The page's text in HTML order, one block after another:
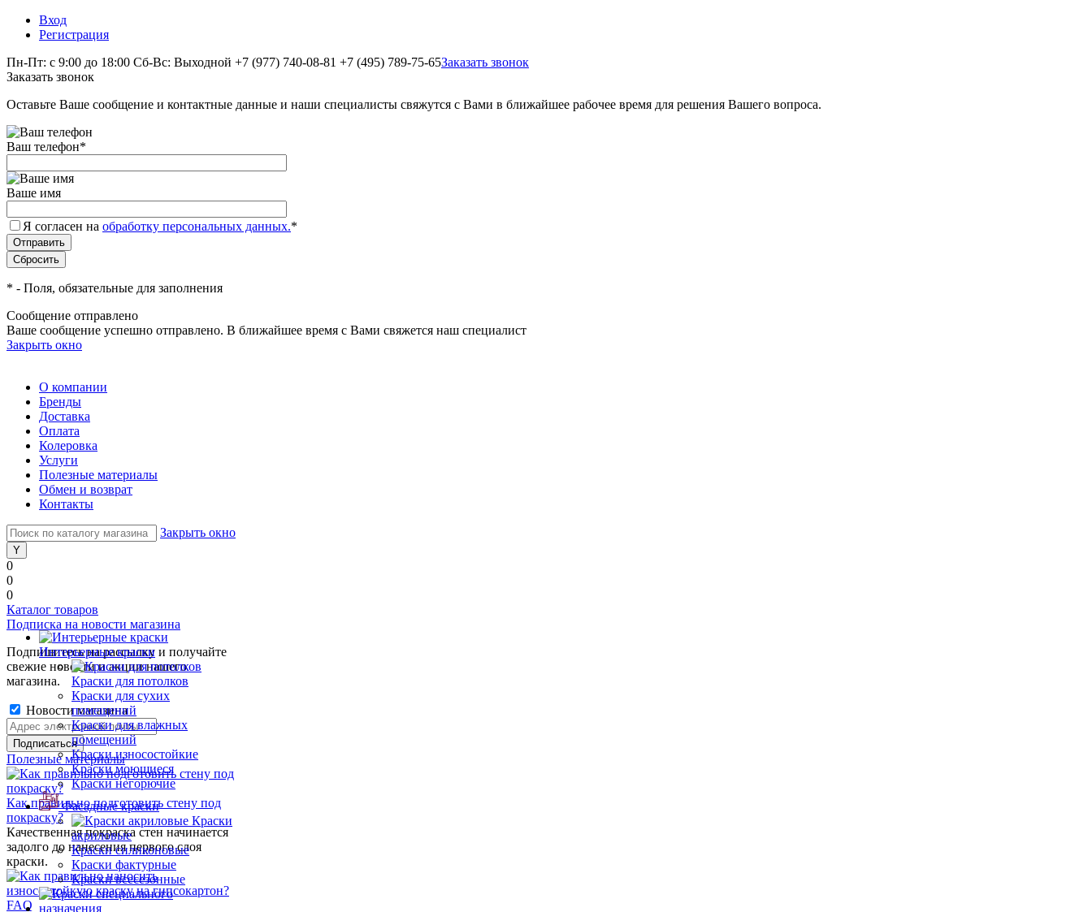
Вход
Регистрация
Пн-Пт: с 9:00 до 18:00 Сб-Вс: Выходной +7 (977) 740-08-81 +7 (495) 789-75-65Заказать звонок
Заказать звонок
Оставьте Ваше сообщение и контактные данные и наши специалисты свяжутся с Вами в ближайшее рабочее время для решения Вашего вопроса.
Ваш телефон*
Ваше имя
Я согласен на обработку персональных данных.*
* - Поля, обязательные для заполнения
Сообщение отправлено
Ваше сообщение успешно отправлено. В ближайшее время с Вами свяжется наш специалист
Закрыть окно
О компании
Бренды
Доставка
Оплата
Колеровка
Услуги
Полезные материалы
Обмен и возврат
Контакты
Закрыть окно
0
0
0
Каталог товаров
Интерьерные краски
Краски для потолков
Краски для сухих
помещений
Краски для влажных
помещений
Краски износостойкие
Краски моющиеся
Краски негорючие
Фасадные краски
Краски
акриловые
Краски силиконовые
Краски фактурные
Краски всесезонные
Подписка на новости магазина
Подпишитесь на рассылку и получайте
свежие новости и акции нашего
магазина.
Новости магазина
Полезные материалы
Как правильно подготовить стену под
покраску?
Качественная покраска стен начинается
задолго до нанесения первого слоя
краски.